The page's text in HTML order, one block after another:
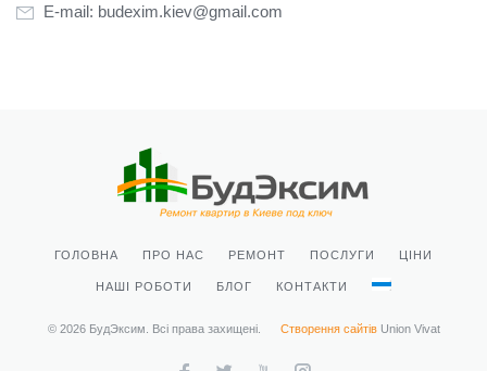
E-mail: budexim.kiev@gmail.com
ГОЛОВНА ПРО НАС РЕМОНТ ПОСЛУГИ ЦІНИ
НАШІ РОБОТИ БЛОГ КОНТАКТИ
© 2026 БудЭксим. Всі права захищені. Створення сайтівUnion Vivat